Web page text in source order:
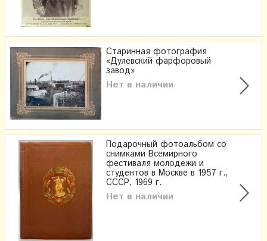
Старинная фотография
«Дулевский фарфоровый
завод»
Нет в наличии
Подарочный фотоальбом со
снимками Всемирного
фестиваля молодежи и
студентов в Москве в 1957 г.,
СССР, 1969 г.
Нет в наличии